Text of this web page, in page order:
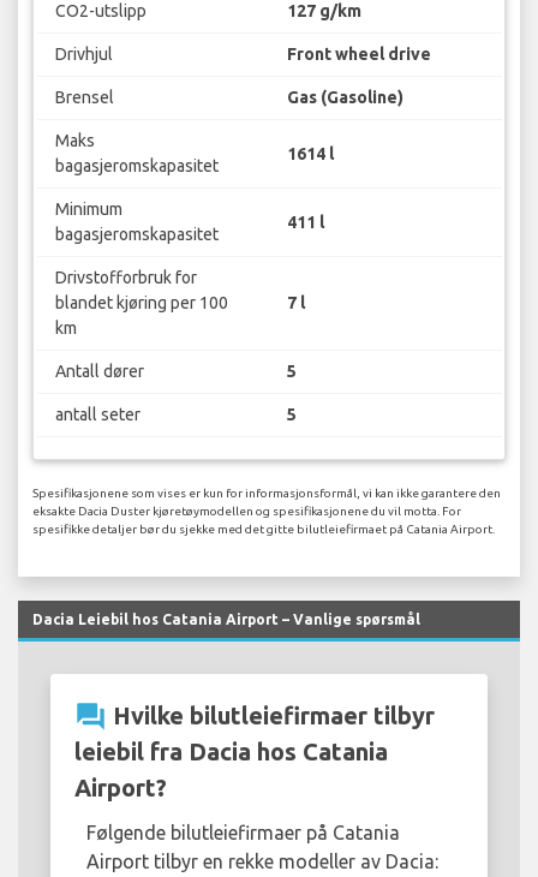
CO2-utslipp 127 g/km
Drivhjul Front wheel drive
Brensel Gas (Gasoline)
Maks
bagasjeromskapasitet
1614 l
Minimum
bagasjeromskapasitet
411 l
Drivstofforbruk for
blandet kjøring per 100
km
7 l
Antall dører 5
antall seter 5
Spesifikasjonene som vises er kun for informasjonsformål, vi kan ikke garantere den
eksakte Dacia Duster kjøretøymodellen og spesifikasjonene du vil motta. For
spesifikke detaljer bør du sjekke med det gitte bilutleiefirmaet på Catania Airport.
Dacia Leiebil hos Catania Airport – Vanlige spørsmål
question_answer Hvilke bilutleiefirmaer tilbyr
leiebil fra Dacia hos Catania
Airport?
Følgende bilutleiefirmaer på Catania
Airport tilbyr en rekke modeller av Dacia: